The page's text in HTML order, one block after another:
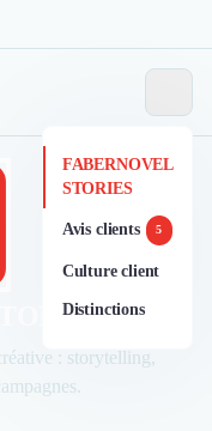
FABERNOVEL
STORIES
Avis clients 5
Culture client
Distinctions
: storytelling,